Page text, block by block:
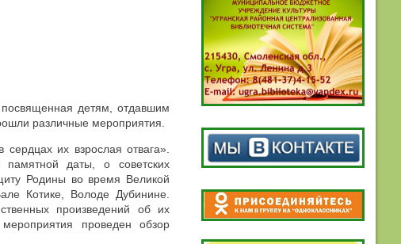
детям, отдавшим
различные мероприятия.
их взрослая отвага».
памятной даты, о советских
Родины во время Великой
Котике, Володе Дубинине.
произведений об их
проведен обзор